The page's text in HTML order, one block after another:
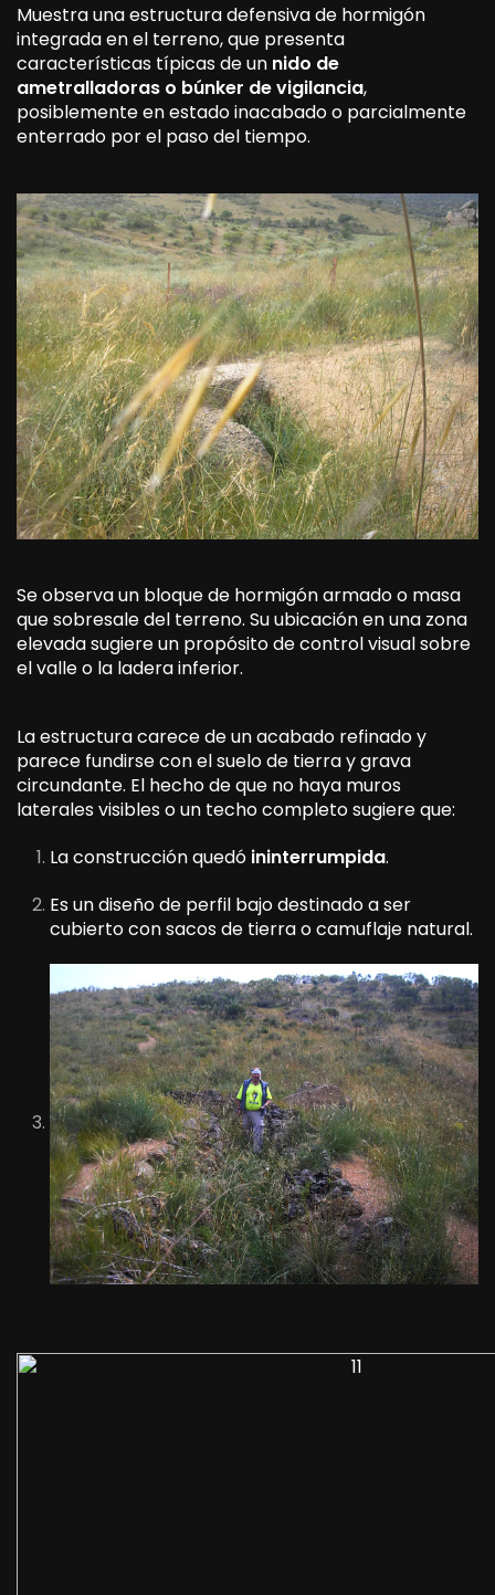
Muestra una estructura defensiva de hormigón
integrada en el terreno, que presenta
características típicas de un nido de
ametralladoras o búnker de vigilancia,
posiblemente en estado inacabado o parcialmente
enterrado por el paso del tiempo.
Se observa un bloque de hormigón armado o masa
que sobresale del terreno. Su ubicación en una zona
elevada sugiere un propósito de control visual sobre
el valle o la ladera inferior.
La estructura carece de un acabado refinado y
parece fundirse con el suelo de tierra y grava
circundante. El hecho de que no haya muros
laterales visibles o un techo completo sugiere que:
La construcción quedó ininterrumpida.
Es un diseño de perfil bajo destinado a ser
cubierto con sacos de tierra o camuflaje natural.